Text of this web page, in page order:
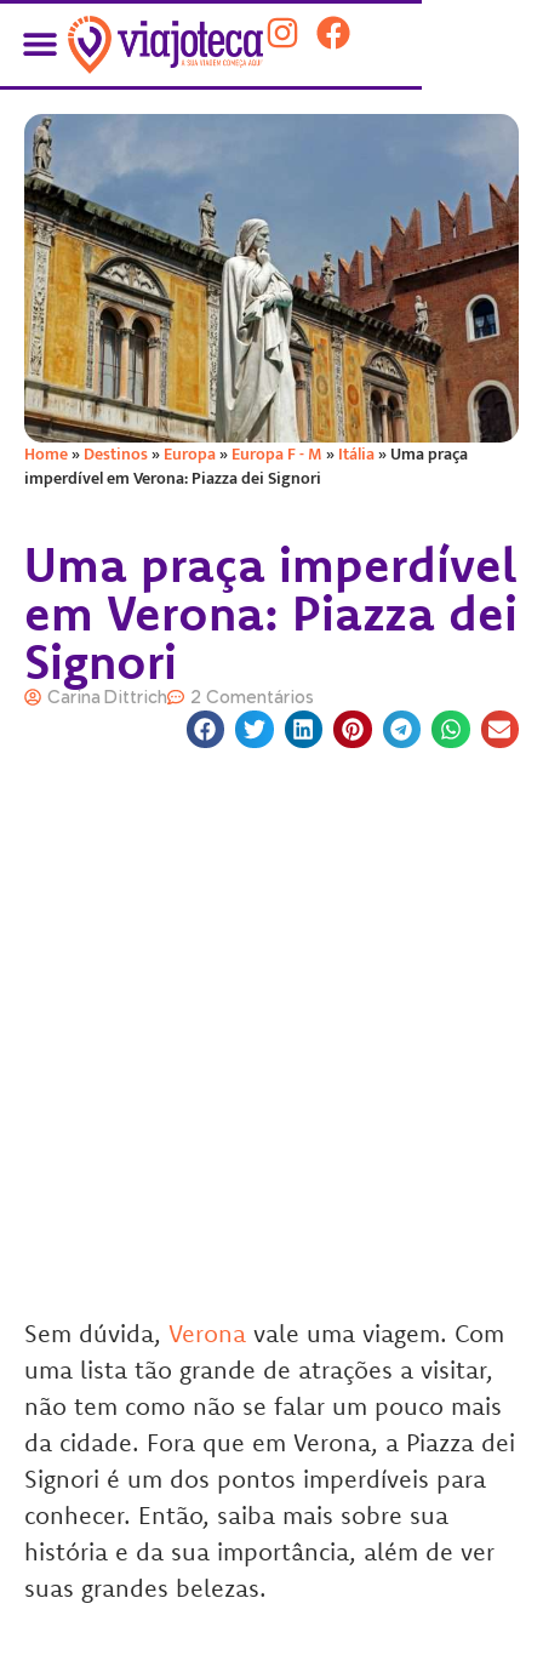
Home»Destinos»Europa»Europa F - M»Itália»Uma praça
imperdível em Verona: Piazza dei Signori
Uma praça imperdível
em Verona: Piazza dei
Signori
Carina Dittrich 2 Comentários
Sem dúvida, Verona vale uma viagem. Com
uma lista tão grande de atrações a visitar,
não tem como não se falar um pouco mais
da cidade. Fora que em Verona, a Piazza dei
Signori é um dos pontos imperdíveis para
conhecer. Então, saiba mais sobre sua
história e da sua importância, além de ver
suas grandes belezas.